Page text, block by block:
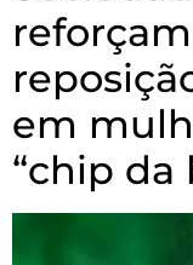
em
“chip da